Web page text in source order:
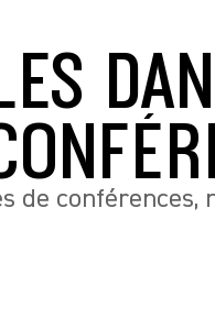
conférences,